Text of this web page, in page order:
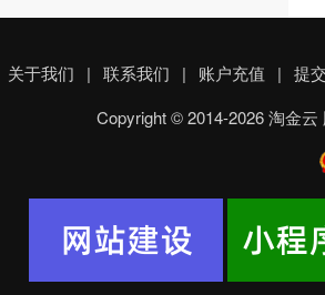
关于我们 | 联系我们 | 账户充值 | 提
Copyright © 2014-2026 淘金